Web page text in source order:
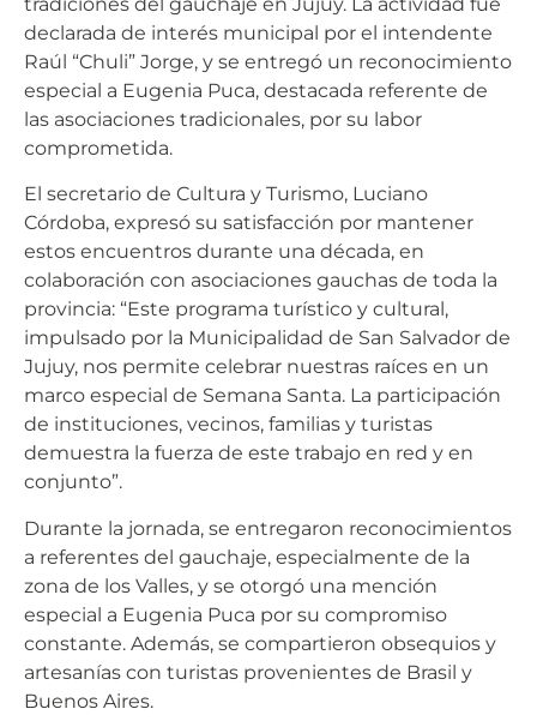
declarada de interés municipal por el intendente
Raúl “Chuli” Jorge, y se entregó un reconocimiento
especial a Eugenia Puca, destacada referente de
las asociaciones tradicionales, por su labor
comprometida.
El secretario de Cultura y Turismo, Luciano
Córdoba, expresó su satisfacción por mantener
estos encuentros durante una década, en
colaboración con asociaciones gauchas de toda la
provincia: “Este programa turístico y cultural,
impulsado por la Municipalidad de San Salvador de
Jujuy, nos permite celebrar nuestras raíces en un
marco especial de Semana Santa. La participación
de instituciones, vecinos, familias y turistas
demuestra la fuerza de este trabajo en red y en
conjunto”.
Durante la jornada, se entregaron reconocimientos
a referentes del gauchaje, especialmente de la
zona de los Valles, y se otorgó una mención
especial a Eugenia Puca por su compromiso
constante. Además, se compartieron obsequios y
artesanías con turistas provenientes de Brasil y
Buenos Aires.